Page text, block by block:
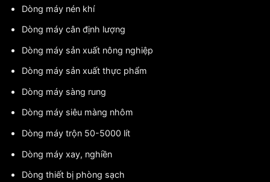
Dòng máy nén khí
Dòng máy cân định lượng
Dòng máy sản xuất nông nghiệp
Dòng máy sản xuất thực phẩm
Dòng máy sàng rung
Dòng máy siêu màng nhôm
Dòng máy trộn 50-5000 lít
Dòng máy xay, nghiền
Dòng thiết bị phòng sạch